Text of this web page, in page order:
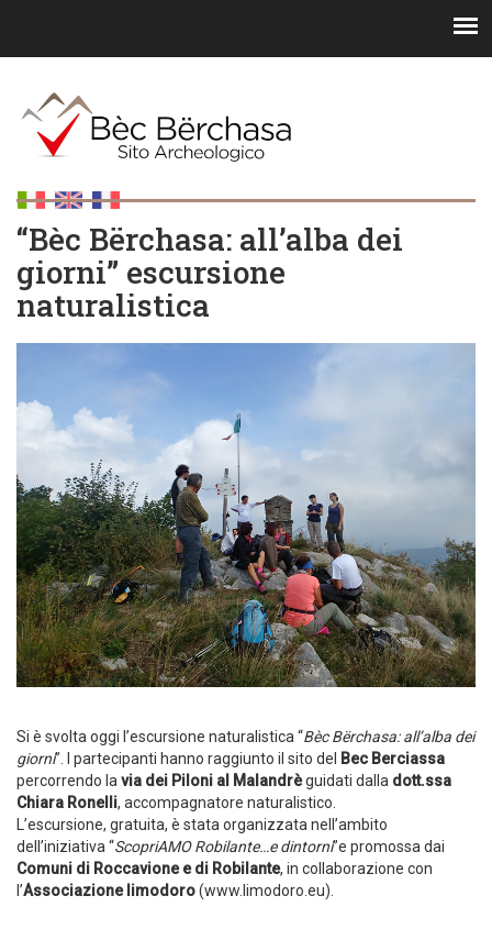
“Bèc Bërchasa: all’alba dei
giorni” escursione
naturalistica
Si è svolta oggi l’escursione naturalistica “Bèc Bërchasa: all’alba dei
giorni”. I partecipanti hanno raggiunto il sito del
Bec Berciassa
percorrendo la via dei Piloni al Malandrèguidati dalla dott.ssa
Chiara Ronelli, accompagnatore naturalistico.
L’escursione, gratuita, è stata organizzata nell’ambito
dell’iniziativa “ScopriAMO Robilante…e dintorni”e promossa dai
Comuni di Roccavione e di Robilante, in collaborazione con
l’Associazione limodoro(www.limodoro.eu).